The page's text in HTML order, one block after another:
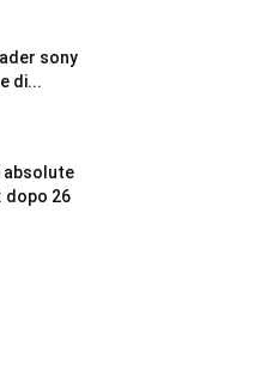
sony
di...
absolute
dopo 26